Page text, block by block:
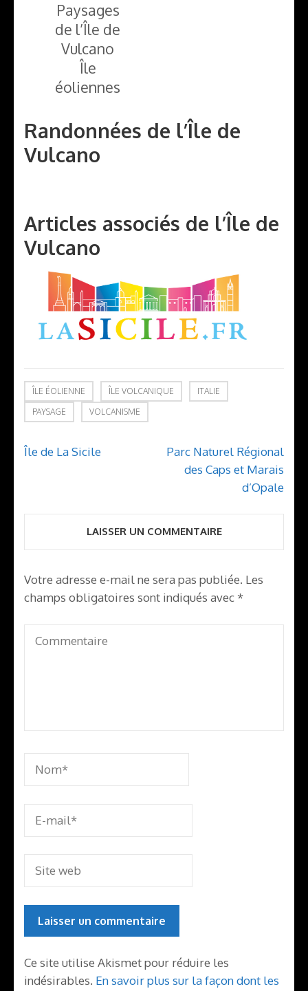
Paysages
de l’Île de
Vulcano
Île
éoliennes
Randonnées de l’Île de
Vulcano
Articles associés de l’Île de
Vulcano
ÎLE ÉOLIENNE ÎLE VOLCANIQUE
ITALIE
PAYSAGE
VOLCANISME
Navigation
Île de La Sicile
Parc Naturel Régional
des Caps et Marais
d’Opale
LAISSER UN COMMENTAIRE
Votre adresse e-mail ne sera pas publiée. Les
champs obligatoires sont indiqués avec *
Ce site utilise Akismet pour réduire les
indésirables. En savoir plus sur la façon dont les